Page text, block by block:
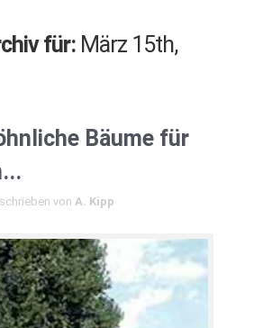
für: März 15th,
Bäume für
von A. Kipp